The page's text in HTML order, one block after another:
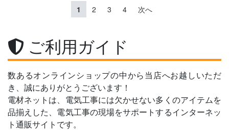
1 2 3 4 次へ
ご利用ガイド
数あるオンラインショップの中から当店へお越しいただ
き、誠にありがとうございます！
電材ネットは、電気工事には欠かせない多くのアイテムを
品揃えした、電気工事の現場をサポートするインターネッ
ト通販サイトです。